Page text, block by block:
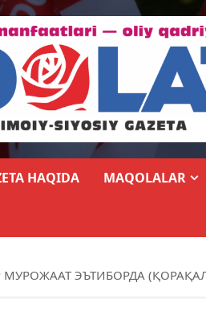
HAQIDA MAQOLALAR
МУРОЖААТ ЭЪТИБОРДА